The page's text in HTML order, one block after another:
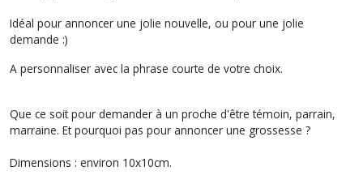
Idéal pour annoncer une jolie nouvelle, ou pour une jolie
demande :)
A personnaliser avec la phrase courte de votre choix.
Que ce soit pour demander à un proche d'être témoin, parrain,
marraine. Et pourquoi pas pour annoncer une grossesse ?
Dimensions : environ 10x10cm.